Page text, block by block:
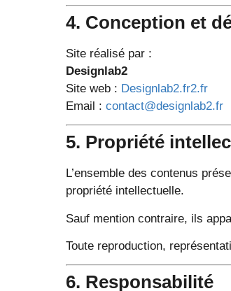
4. Conception et
Site réalisé par :
Designlab2
Site web : Designlab2.fr2.fr
Email :contact@designlab2.fr
5. Propriété
L’ensemble des contenus
propriété intellectuelle.
Sauf mention contraire, ils
Toute reproduction,
6. Responsabilité